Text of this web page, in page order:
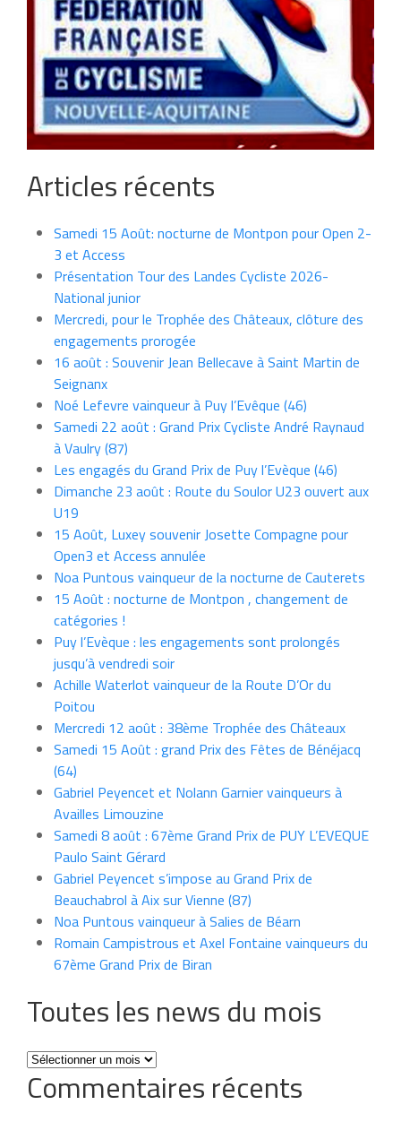
Articles récents
Samedi 15 Août: nocturne de Montpon pour Open 2-
3 et Access
Présentation Tour des Landes Cycliste 2026-
National junior
Mercredi, pour le Trophée des Châteaux, clôture des
engagements prorogée
16 août : Souvenir Jean Bellecave à Saint Martin de
Seignanx
Noé Lefevre vainqueur à Puy l’Evêque (46)
Samedi 22 août : Grand Prix Cycliste André Raynaud
à Vaulry (87)
Les engagés du Grand Prix de Puy l’Evèque (46)
Dimanche 23 août : Route du Soulor U23 ouvert aux
U19
15 Août, Luxey souvenir Josette Compagne pour
Open3 et Access annulée
Noa Puntous vainqueur de la nocturne de Cauterets
15 Août : nocturne de Montpon , changement de
catégories !
Puy l’Evèque : les engagements sont prolongés
jusqu’à vendredi soir
Achille Waterlot vainqueur de la Route D’Or du
Poitou
Mercredi 12 août : 38ème Trophée des Châteaux
Samedi 15 Août : grand Prix des Fêtes de Bénéjacq
(64)
Gabriel Peyencet et Nolann Garnier vainqueurs à
Availles Limouzine
Samedi 8 août : 67ème Grand Prix de PUY L’EVEQUE
Paulo Saint Gérard
Gabriel Peyencet s’impose au Grand Prix de
Beauchabrol à Aix sur Vienne (87)
Noa Puntous vainqueur à Salies de Béarn
Romain Campistrous et Axel Fontaine vainqueurs du
67ème Grand Prix de Biran
Toutes les news du mois
Toutes
les
news
Commentaires récents